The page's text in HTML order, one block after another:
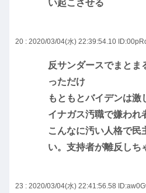
い起こさせる
20 : 2020/03/04(水) 22:39:54.10
反サンダースでまとま
っただけ
もともとバイデンは激
イナガス汚職で嫌われ
こんなに汚い人格で民
い。支持者が離反しち
23 : 2020/03/04(水) 22:41:56.58